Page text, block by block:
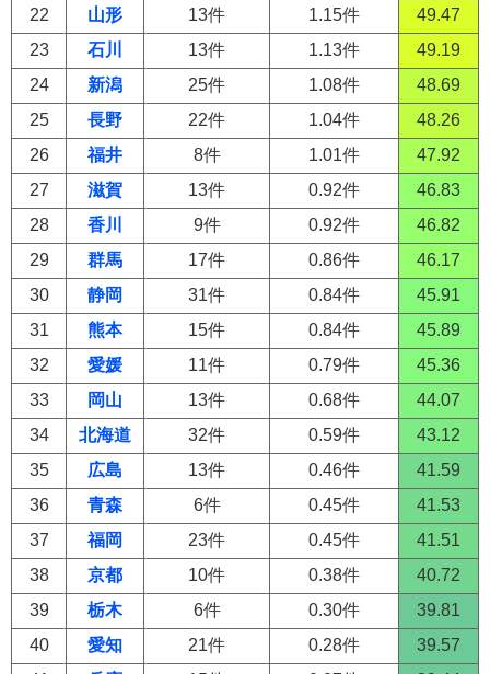
22
山形 13件 1.15件
49.47
23
石川 13件 1.13件
49.19
24
新潟 25件 1.08件
48.69
25
長野 22件 1.04件
48.26
26
福井 8件 1.01件
47.92
27
滋賀 13件 0.92件
46.83
28
香川 9件 0.92件
46.82
29
群馬 17件 0.86件
46.17
30
静岡 31件 0.84件
45.91
31
熊本 15件 0.84件
45.89
32
愛媛 11件 0.79件
45.36
33
岡山 13件 0.68件
44.07
34
北海道 32件 0.59件
43.12
35
広島 13件 0.46件
41.59
36
青森 6件 0.45件
41.53
37
福岡 23件 0.45件
41.51
38
京都 10件 0.38件
40.72
39
栃木 6件 0.30件
39.81
40
愛知 21件 0.28件
39.57